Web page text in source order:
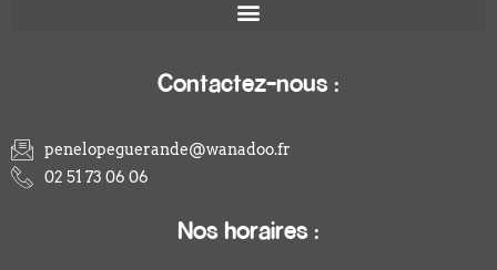
Contactez-nous :
penelopeguerande@wanadoo.fr
02 51 73 06 06
Nos horaires :